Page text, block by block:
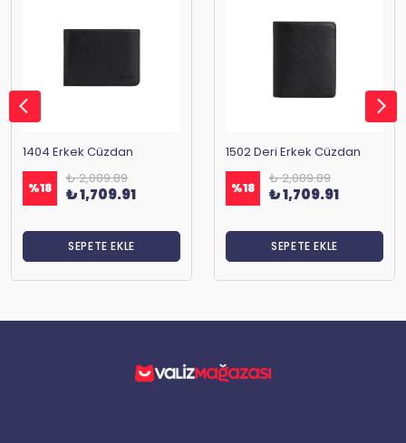
1404 Erkek Cüzdan
%18
₺ 2,089.89
₺ 1,709.91
SEPETE EKLE
1502 Deri Erkek Cüzdan
%18
₺ 2,089.89
₺ 1,709.91
SEPETE EKLE